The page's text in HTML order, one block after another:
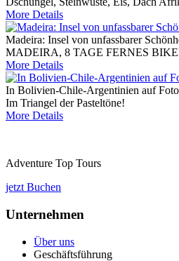
More Details
Madeira: Insel von unfassbarer
MADEIRA, 8 TAGE FERNES
More Details
In Bolivien-Chile-Argentinien auf
Im Triangel der Pasteltöne!
More Details
Adventure Top Tours
jetzt Buchen
Unternehmen
Über uns
Geschäftsführung